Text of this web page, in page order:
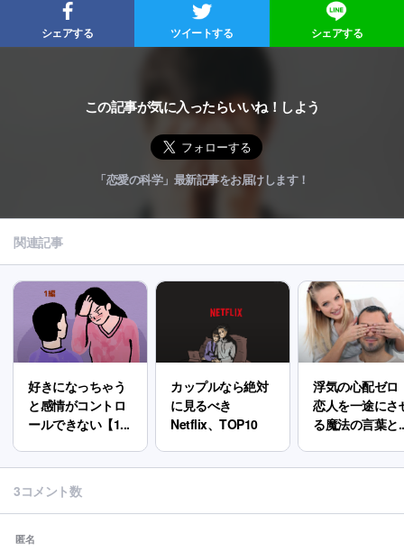
シェアする ツイートする シェアする
この記事が気に入ったらいいね！しよう
「恋愛の科学」最新記事をお届けします！
関連記事
好きになっちゃう
と感情がコントロ
ールできない【1...
カップルなら絶対
に見るべき
Netflix、TOP10
浮気の心配ゼロ
恋人を一途にさ
る魔法の言葉と
3コメント数
匿名